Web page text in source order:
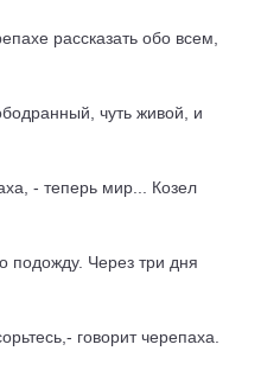
рассказать обо всем,
чуть живой, и
- теперь мир... Козел
подожду. Через три дня
говорит черепаха.